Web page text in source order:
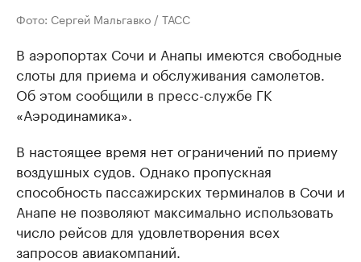
Фото: Сергей Мальгавко / ТАСС
В аэропортах Сочи и Анапы имеются свободные
слоты для приема и обслуживания самолетов.
Об этом сообщили в пресс-службе ГК
«Аэродинамика».
В настоящее время нет ограничений по приему
воздушных судов. Однако пропускная
способность пассажирских терминалов в Сочи и
Анапе не позволяют максимально использовать
число рейсов для удовлетворения всех
запросов авиакомпаний.